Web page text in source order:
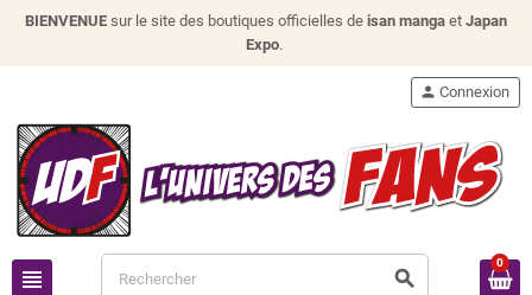
BIENVENUE sur le site des boutiques officielles de isan manga et Japan
Expo.
view_headline search
person Connexion
0